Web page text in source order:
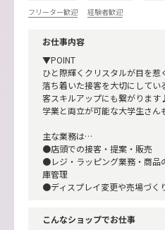
フリーター歓迎
経験者歓迎
お仕事内容
▼POINT
ひと際輝くクリスタルが目を惹
落ち着いた接客を大切にしてい
客スキルアップにも繋がります
学業と両立が可能な大学生さん
主な業務は…
●店頭での接客・提案・販売
●レジ・ラッピング業務・商品
庫管理
●ディスプレイ変更や売場づく
こんなショップでお仕事